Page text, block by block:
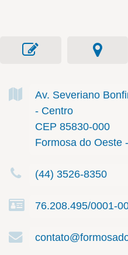
Av. Severiano
- Centro
CEP 85830-000
Formosa do Oeste
(44) 3526-8350
76.208.495/0001-